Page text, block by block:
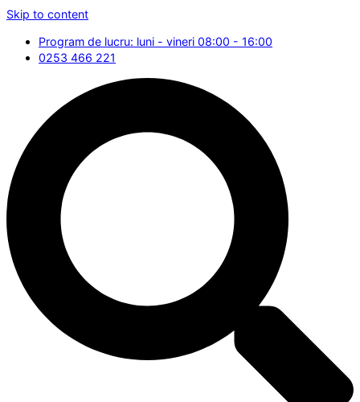
Skip to content
Program de lucru: luni - vineri 08:00 - 16:00
0253 466 221